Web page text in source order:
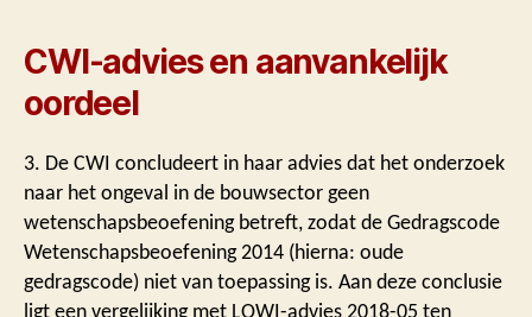
CWI-advies en aanvankelijk
oordeel
3. De CWI concludeert in haar advies dat het onderzoek
naar het ongeval in de bouwsector geen
wetenschapsbeoefening betreft, zodat de Gedragscode
Wetenschapsbeoefening 2014 (hierna: oude
gedragscode) niet van toepassing is. Aan deze conclusie
ligt een vergelijking met LOWI-advies 2018-05 ten